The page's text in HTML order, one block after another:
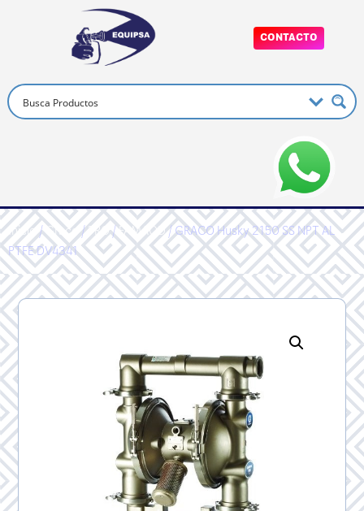
CONTACTO
Inicio/Graco/PRO/FAMAOD/ GRACO Husky 2150 SS NPT AL
PTFE DV4341